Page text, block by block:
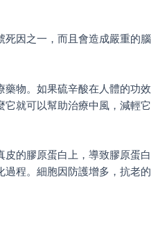
死因之一，而且會造成嚴重的腦
藥物。如果硫辛酸在人體的功效
它就可以幫助治療中風，減輕它
的膠原蛋白上，導致膠原蛋白
過程。細胞因防護增多，抗老的